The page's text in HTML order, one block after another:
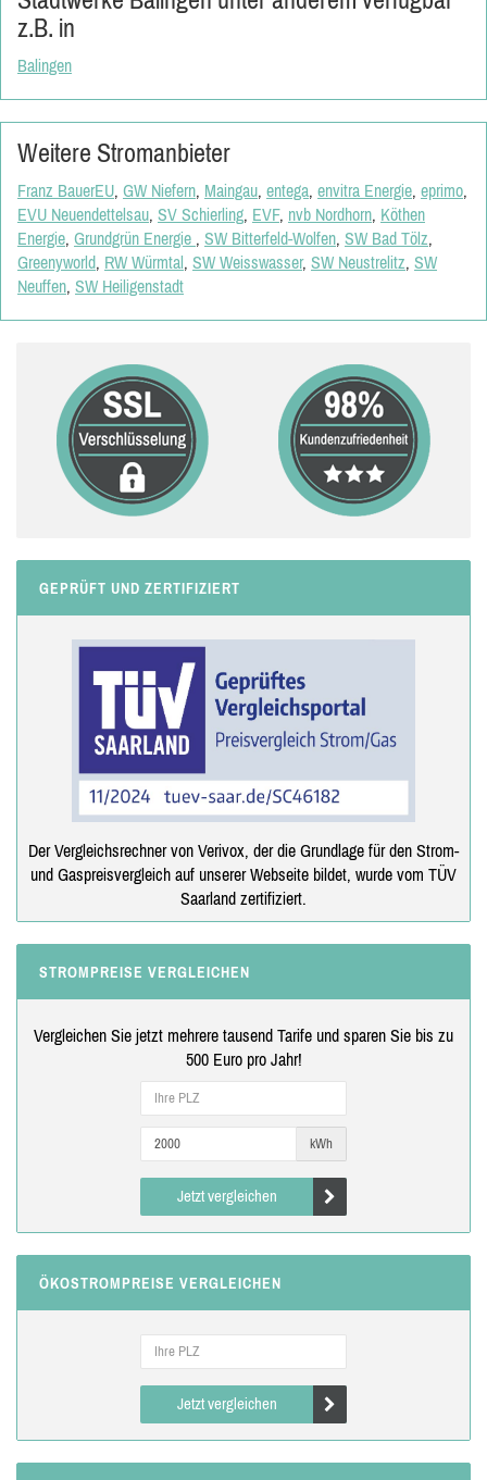
z.B. in
Balingen
Weitere Stromanbieter
Franz BauerEU, GW Niefern, Maingau, entega, envitra Energie, eprimo,
EVU Neuendettelsau, SV Schierling, EVF, nvb Nordhorn, Köthen
Energie, Grundgrün Energie , SW Bitterfeld-Wolfen, SW Bad Tölz,
Greenyworld, RW Würmtal, SW Weisswasser, SW Neustrelitz, SW
Neuffen, SW Heiligenstadt
GEPRÜFT UND ZERTIFIZIERT
Der Vergleichsrechner von Verivox, der die Grundlage für den Strom-
und Gaspreisvergleich auf unserer Webseite bildet, wurde vom TÜV
Saarland zertifiziert.
STROMPREISE VERGLEICHEN
Vergleichen Sie jetzt mehrere tausend Tarife und sparen Sie bis zu
500 Euro pro Jahr!
kWh
Jetzt vergleichen
ÖKOSTROMPREISE VERGLEICHEN
Jetzt vergleichen